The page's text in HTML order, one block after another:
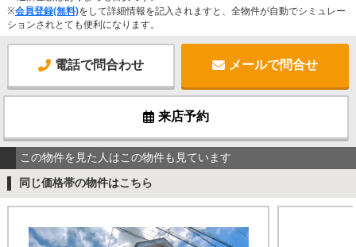
※会員登録(無料)をして詳細情報を記入されますと、全物件が自動でシミュレー
ションされとても便利になります。
電話で問合わせ メールで問合せ
来店予約
この物件を見た人はこの物件も見ています
同じ価格帯の物件はこちら